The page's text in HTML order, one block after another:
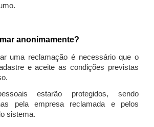
anonimamente?
uma reclamação é necessário que o
e aceite as condições previstas
estarão protegidos, sendo
pela empresa reclamada e pelos
sistema.